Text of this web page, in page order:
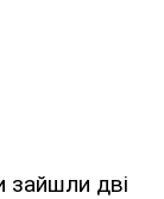
зайшли дві